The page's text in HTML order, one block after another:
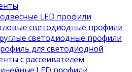
LED профили
светодиодные профили
светодиодные профили
для светодиодной
с рассеивателем